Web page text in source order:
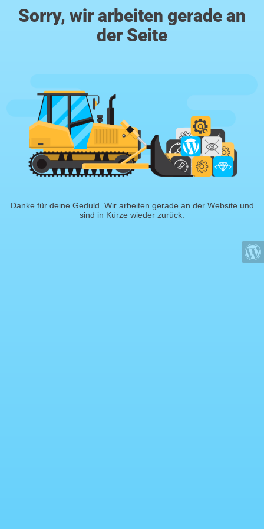
Sorry, wir arbeiten gerade an
der Seite
Danke für deine Geduld. Wir arbeiten gerade an der Website und
sind in Kürze wieder zurück.